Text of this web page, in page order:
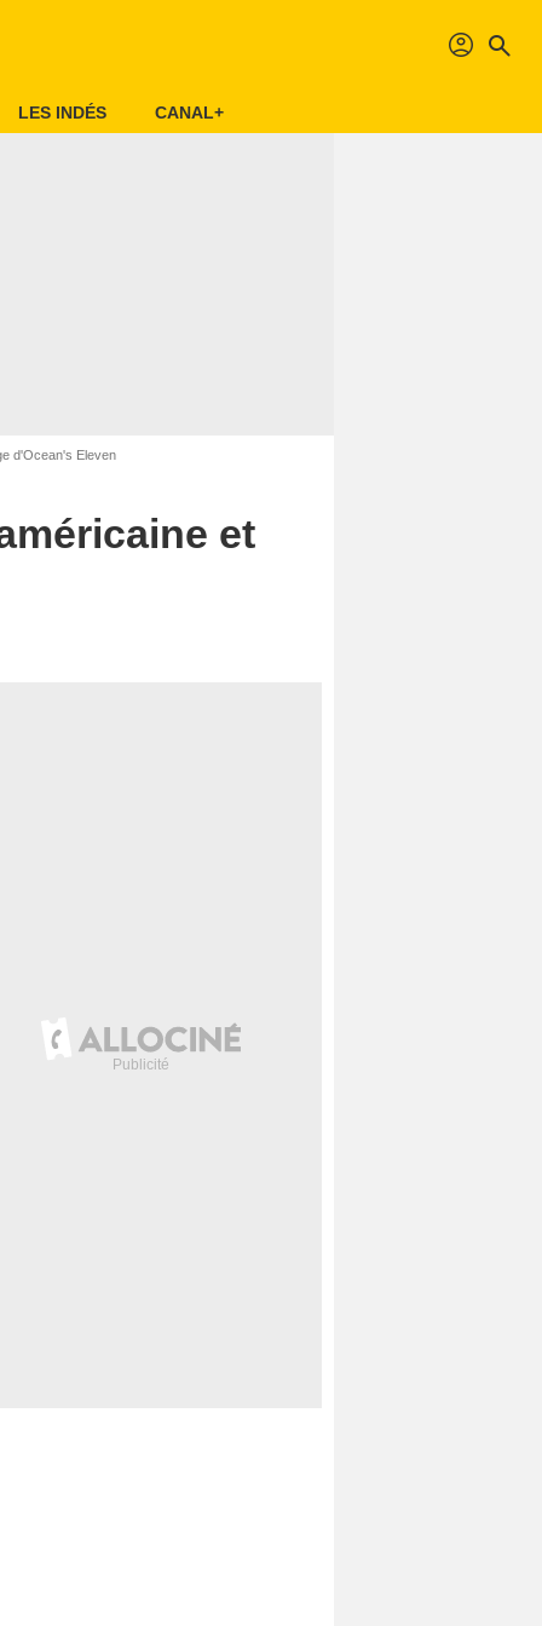
profil search
LES INDÉS CANAL+
d'Ocean's Eleven
et